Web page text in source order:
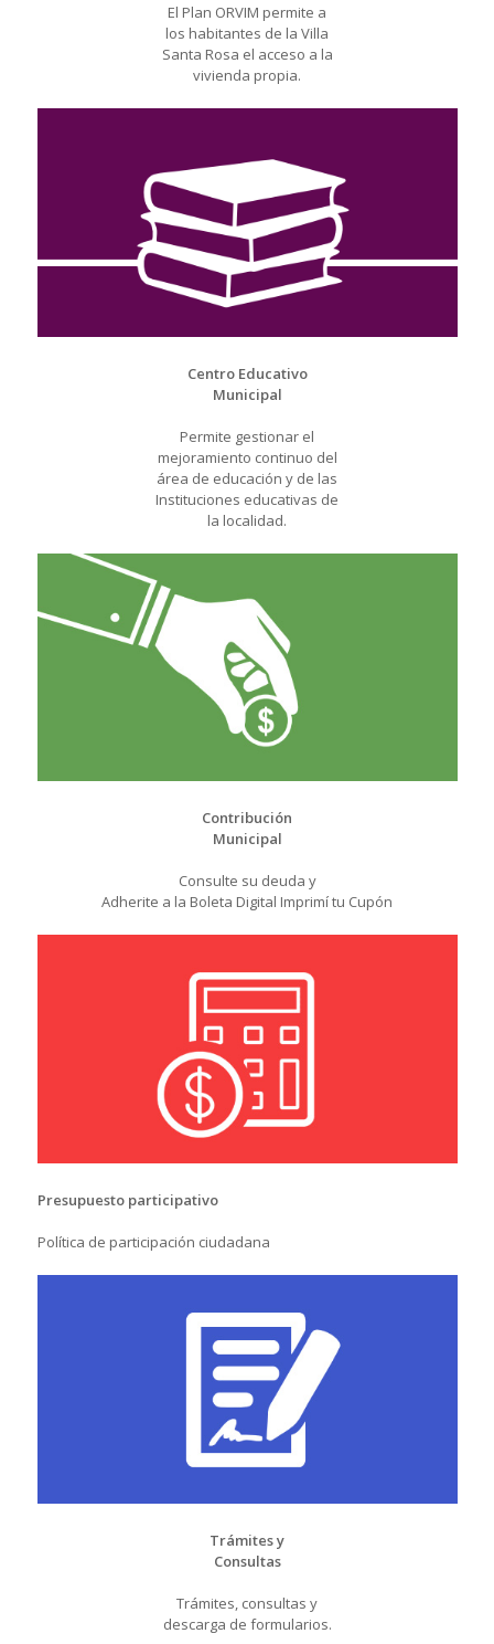
El Plan ORVIM permite a
los habitantes de la Villa
Santa Rosa el acceso a la
vivienda propia.
Centro Educativo
Municipal
Permite gestionar el
mejoramiento continuo del
área de educación y de las
Instituciones educativas de
la localidad.
Contribución
Municipal
Consulte su deuda y
Adherite a la Boleta Digital Imprimí tu Cupón
Presupuesto participativo
Política de participación ciudadana
Trámites y
Consultas
Trámites, consultas y
descarga de formularios.